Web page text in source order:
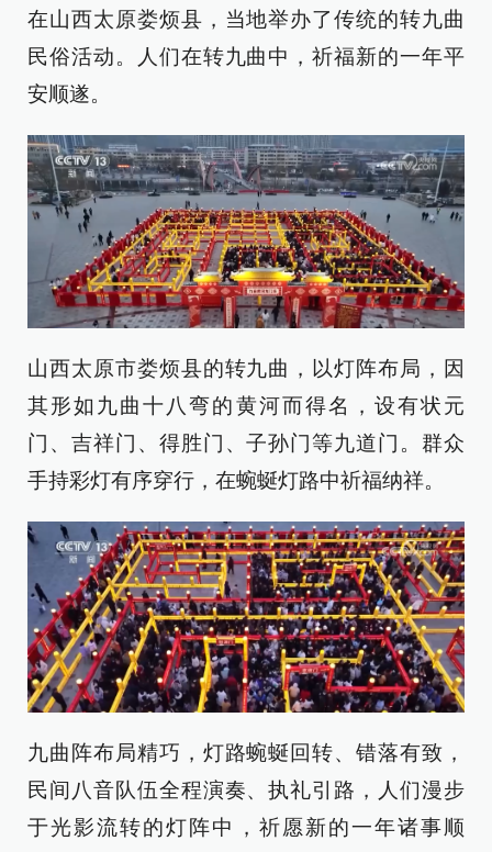
在山西太原娄烦县，当地举办了传统的转九曲
民俗活动。人们在转九曲中，祈福新的一年平
安顺遂。
山西太原市娄烦县的转九曲，以灯阵布局，因
其形如九曲十八弯的黄河而得名，设有状元
门、吉祥门、得胜门、子孙门等九道门。群众
手持彩灯有序穿行，在蜿蜒灯路中祈福纳祥。
九曲阵布局精巧，灯路蜿蜒回转、错落有致，
民间八音队伍全程演奏、执礼引路，人们漫步
于光影流转的灯阵中，祈愿新的一年诸事顺